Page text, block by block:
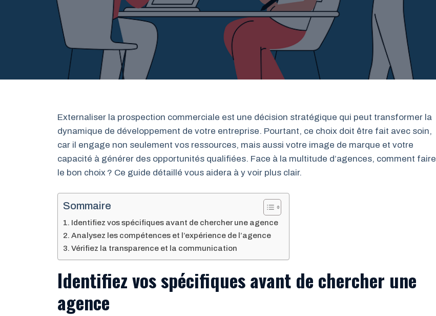
Externaliser la prospection commerciale est une décision stratégique qui peut transformer la
dynamique de développement de votre entreprise. Pourtant, ce choix doit être fait avec soin,
car il engage non seulement vos ressources, mais aussi votre image de marque et votre
capacité à générer des opportunités qualifiées. Face à la multitude d’agences, comment faire
le bon choix ? Ce guide détaillé vous aidera à y voir plus clair.
Sommaire
Identifiez vos spécifiques avant de chercher une agence
Analysez les compétences et l’expérience de l’agence
Vérifiez la transparence et la communication
Identifiez vos spécifiques avant de chercher une
agence